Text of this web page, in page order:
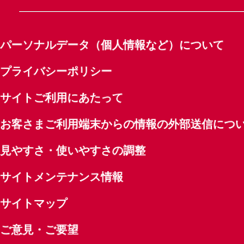
パーソナルデータ（個人情報など）について
プライバシーポリシー
サイトご利用にあたって
お客さまご利用端末からの情報の外部送信につ
見やすさ・使いやすさの調整
サイトメンテナンス情報
サイトマップ
ご意見・ご要望